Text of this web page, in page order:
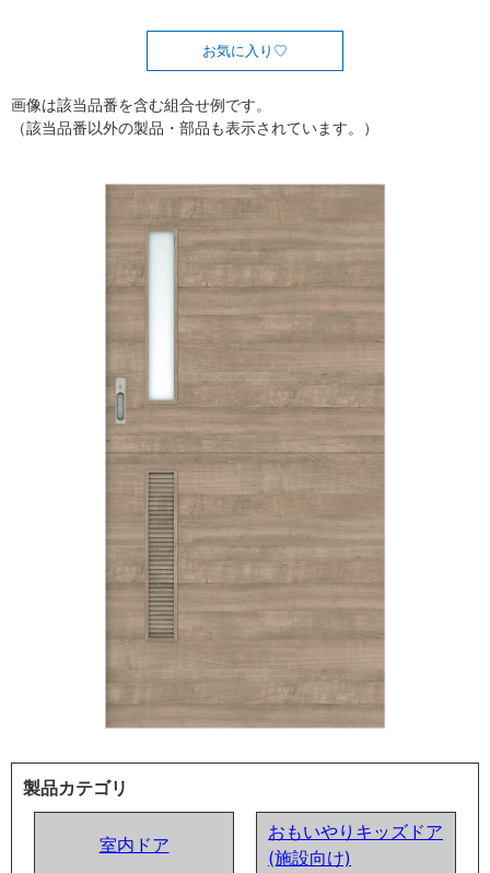
お気に入り
画像は該当品番を含む組合せ例です。
（該当品番以外の製品・部品も表示されています。）
製品カテゴリ
室内ドア
おもいやりキッズドア
(施設向け)